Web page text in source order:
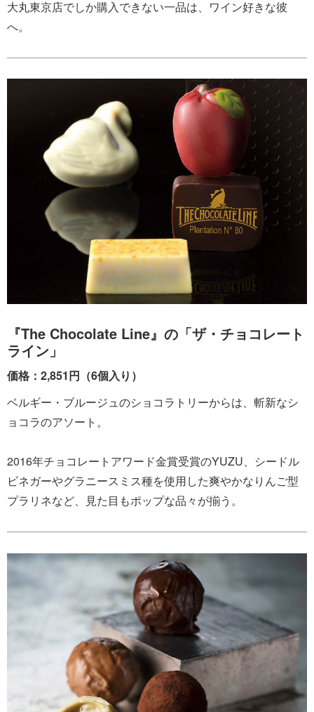
大丸東京店でしか購入できない一品は、ワイン好きな彼
へ。
『The Chocolate Line』の「ザ・チョコレート
ライン」
価格：2,851円（6個入り）
ベルギー・ブルージュのショコラトリーからは、斬新なシ
ョコラのアソート。
2016年チョコレートアワード金賞受賞のYUZU、シードル
ビネガーやグラニースミス種を使用した爽やかなりんご型
プラリネなど、見た目もポップな品々が揃う。